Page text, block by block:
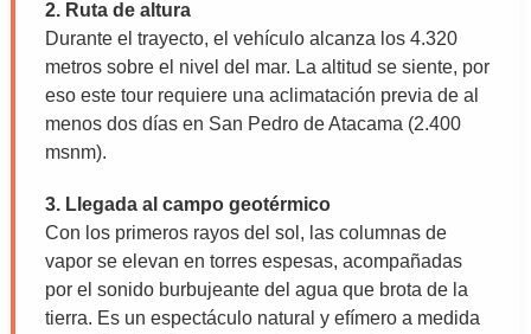
2. Ruta de altura
Durante el trayecto, el vehículo alcanza los 4.320
metros sobre el nivel del mar. La altitud se siente, por
eso este tour requiere una aclimatación previa de al
menos dos días en San Pedro de Atacama (2.400
msnm).
3. Llegada al campo geotérmico
Con los primeros rayos del sol, las columnas de
vapor se elevan en torres espesas, acompañadas
por el sonido burbujeante del agua que brota de la
tierra. Es un espectáculo natural y efímero a medida